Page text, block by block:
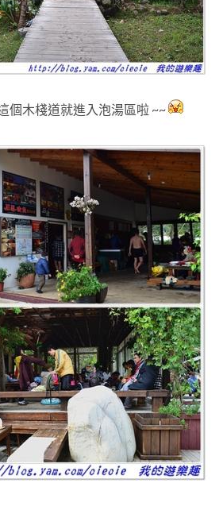
個木棧道就進入泡湯區啦 ~~